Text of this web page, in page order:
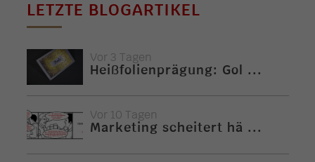
LETZTE BLOGARTIKEL
Vor 3 Tagen
Heißfolienprägung: Gol ...
Vor 10 Tagen
Marketing scheitert hä ...